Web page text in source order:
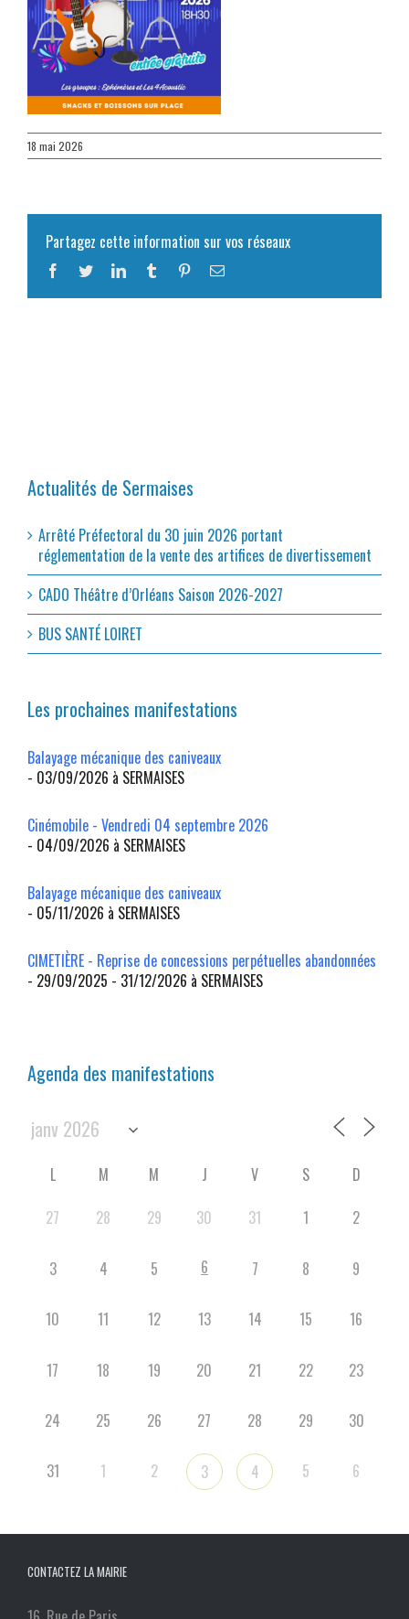
18 mai 2026
Partagez cette information sur vos réseaux
Facebook
TwitterLinkedInTumblr PinterestEmail
Actualités de Sermaises
Arrêté Préfectoral du 30 juin 2026 portant
réglementation de la vente des artifices de divertissement
CADO Théâtre d’Orléans Saison 2026-2027
BUS SANTÉ LOIRET
Les prochaines manifestations
Balayage mécanique des caniveaux
- 03/09/2026 à SERMAISES
Cinémobile - Vendredi 04 septembre 2026
- 04/09/2026 à SERMAISES
Balayage mécanique des caniveaux
- 05/11/2026 à SERMAISES
CIMETIÈRE - Reprise de concessions perpétuelles abandonnées
- 29/09/2025 - 31/12/2026 à SERMAISES
Agenda des manifestations
L M M J V S
D
27
28 29 30 31 1 2
3 4 5 6 7 8 9
10 11 12 13 14 15 16
17 18 19 20 21 22 23
24 25 26 27 28 29 30
31 1 2 3 4 5 6
CONTACTEZ LA MAIRIE